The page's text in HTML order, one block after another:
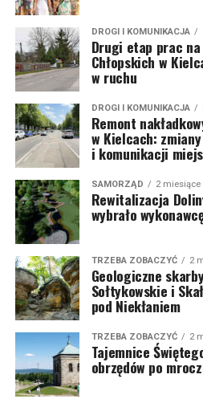
DROGI I KOMUNIKACJA
Drugi etap prac
Chłopskich w
w ruchu
DROGI I KOMUNIKACJA
Remont
w Kielcach:
i komunikacji
SAMORZĄD 2 miesiące
Rewitalizacja
wybrało
TRZEBA ZOBACZYĆ 2
Geologiczne
Sołtykowskie i
pod Niekłaniem
TRZEBA ZOBACZYĆ 2
Tajemnice
obrzędów po